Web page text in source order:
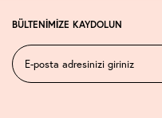
BÜLTENİMİZE KAYDOLUN